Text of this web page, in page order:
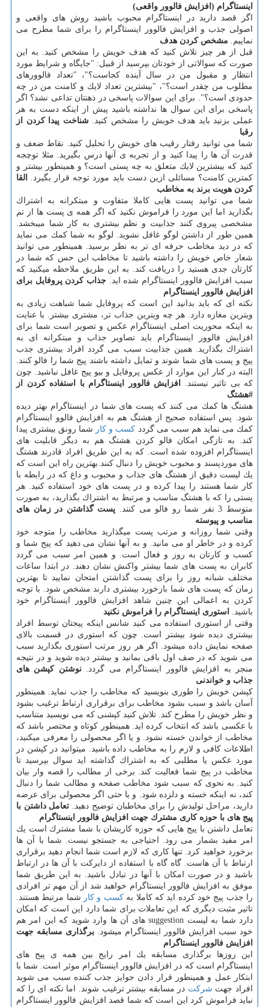
اینستاگرام (افزایش فالوور واقعی)
اگر قصد دارید در اینستاگرام محبوب باشید روش های واقعی و
اصولی جذب و افزایش فالوور اینستاگرام را برای شما مطرح می
نماییم. مشخص كردن هدف
قبل از هر چیز تلاش كنید كه هدف خویش را مشخص كنید. به این
صورت كه سوالاتی از خودتان بپرسید از قبیل: "جایگاه و شرایط مورد
انتظار و مقبول من در سال آینده كجاست؟"، "تعداد فالوورهای
مطلوب من چقدر است؟"، "بیشترین تعداد لایك و كامنت من در چه
حدودی است؟". برای این سوالات پاسخی در ذهنتان تداعی نشد؟ اگر
پاسخی برای این سوال ها نداشته باشید پیش از اینكه دست به هر
عملی بزنید باید هدف خویش را مشخص كنید.شناخت پیدا كردن از
رقبا
شما می توانید رفتار رقیب های خویش را تحلیل كنید. نقاط ضعف و
قدرت آن ها را پیدا كنید و از تجربه ی آنها درس بگیرید. مثلا توچجه
كنید كه بیشترین لایك متعلق به چه پستی است؟ و همینطور بیشتر و
كمترین كامنت؟ مسائلی ازین دست باید مورد توجه قرار بگیرد.
القا
كردن هویت برند به مخاطب
شما می توانید پست هایی كاملا متفاوت و مبتكرانه به اشتراك
بگذارید اما این مورد را فراموش نكنید كه اگر همه ی پست ها از تم
مشخصی پیروی كنند جذابیت و نظم بیشتری به كار شما میبخشد.
همین طور از داشتن لوگو غافل نشوید. لوگو به شما كمك می نماید
كه در دید مخاطب حرفه ای تر به نظر برسید. همینطور می توانید
شعار خاص خویش را داشته باشید تا مخاطب این حس كه شما در
كارتان جدی هستید را دریافت كند. به این طریق ملاحظه میكنید كه
سبب افزایش فالوور اینستاگرام شده اید. جذاب كردن پروفایل برای
افزایش فالوور اینستاگرام
نكته ای كه باید بدانید این است كه پروفایل شما شباهت زیادی به
ویترین مغازه دارد. هر چه ویترین جذاب تر، مشتری بیشتر. با عنایت
به اینكه محوریت اصلی اینستاگرام عكس و تصویر است شما برای
افزایش فالوور اینستاگرام باید تصاویر جذاب و مبتكرانه ای به
اشتراك بگذارید. همین جذابیت سبب می گردد افراد بیشتری جذب
پیج و پست های شما شوند و تمایل داشته باشند پیج شما را فالو كنند.
البته در كنار این موارد از عكس پروفایل و بیو پیج غافل نباشید. چون
كه بی تاثیر نیستند.
افزایش فالوور اینستاگرام با استفاده كردن از
#هشتگ
هشتگ ها كمك می كنند كه پست های شما در اینستاگرام بهتر دیده
شود. پس استفاده صحیح از هشتگ هم به افزایش فالوو اینستاگرام
كمك می نماید هم سبب می گردد كسب و كار شما رونق بیشتری پیدا
كند. به تازگی امكان فالو كردن هشتگ هم به دیگر قابلیت های
اینستاگرام افزوده شده است. كه به این طریق افراد قادرند هشتگ
های موردپسند و محبوب خویش را دنبال كنند.بهترین راه این است كه
یك لیست دقیق از هشتگ های جذاب و محبوب و داغ كه در رابطه با
كار شما هستند را پیدا كرده و در پست های خود استفاده كنید. هر
پستی را كه با هشتگ مناسب و مرتبط به اشتراك بگذارید، به صورت
متوسط 3 نفر شما رو فالو می كنند.
پست گذاشتن در زمان های
مناسب و پیوسته
وقتی شما روزانه و مرتب پست میگذارید مخاطب را متوجه خود
كرده و در خاطر او می مانید. و به آنها نشان می دهید كه پیج شما و
كسب و كارتان به روز و فعال است. و همین امر سبب می گردد
كابران به پست های شما بیشتر واكنش نشان دهند. در ابتدا ساعات
مختلف شبانه روز را برای پست گذاشتن امتحان نمایید تا بهترین
زمان كه پست های شما بازخورد بیشتری دارند مشخص شود. با توجه
كردن به اعمالی این چنین شاهد افزایش فالوور اینستاگرام خود
باشید. استوری اینستاگرام را فراموش نكنید
وقتی از استوری استفاده می كنید شانس اینكه پیجتان توسط افراد
بیشتری دیده شود بیشتر است. چون كه استوری در قسمت بالای
صفحه نمایش داده میشود. اگر هر روز مرتب استوری بگذارید سبب
می شوید كه در صف اول باقی بمانید و بیشتر دیده شوید و در نتیجه
منجر به افزایش فالوور اینستاگرام می گردد.نوشتن كپشن های
جذاب و خواندنی
كپشن خویش را طوری بنویسید كه مخاطب را جذب نماید. همینطور
آسان باشد و سبب بشود مخاطب برای برقراری ارتباط ترغیب بشود
و نظر خویش را مطرح كند. تلاش كنید كپشنی كه می نویسید متناسب
با عكسی باشد كه انتخاب كرده اید. همینطور كوتاه و مختصر باشد كه
مخاطب از خواندن خسته نشود. و یا اگر محصولی را معرفی میكنید،
اطلاعات كافی و لازم را به مخاطب داده باشید. میتوانید در كپشن در
مورد عكس یا مطلبی كه به اشتراك گذاشته اید سوال بپرسید تا
مخاطب در پیج شما فعالیت كند. برخی از مطالب را قصه وار بیان
كنید. به نحوی كه سبب شود مخاطب صفحه و مطالب شما را دنبال
كند، نه اینكه خسته و دلزده شود. و یا حتی اگر محصولی برای عرضه
دارید، مراحل تولیدش را برای مخاطبان توضیح دهید. تعامل داشتن با
پیج های با حوزه كاری مشترك جهت افزایش فالوور اینستاگرام
تعامل داشتن با پیج هایی كه حوزه كاریشان با شما مشترك است یك
امر مفید بشمار می رود. احتیاجی به جستجو نیست. شما با آن ها
برخورد خواهید كرد. تنها كاری كه لازم است شما انجام دهید برقراری
ارتباط با آن هاست. گاه گاه با استفاده از دایركت با آن ها در ارتباط
باشید و در صورت امكان با آنها در تبادل باشید. به این طریق شما
موفق به افزایش فالوور اینستاگرام خواهید شد از آن مهم تر افرادی
را جذب پیج خود كرده اید كه كاملا بهكسب و كار شما مرتبط هستند.
تاثیر مثبت دیگری كه این تعاملات برای شما دارد این است كه امكان
دارد شما به لیست suggestion های آن ها وارد شوید كه این امر هم
خود سبب افزایش فالوور اینستاگرام میشود. برگذاری مسابقه جهت
افزایش فالوور اینستاگرام
این روزها برگذاری مسابقه یك امر رایج بین همه ی پیج های
اینستاگرام است كه در افزایش فالوور اینستاگرام موثر است. شما با
ابتكار عمل و همینطور قرار دادن جوایز جذب كننده سبب می شوید
افراد جهت شركت در مسابقه بیشتر ترغیب شوند. اما نكته ای را كه
نباید فراموش كرد این است كه شما قصد افزایش فالوور اینستاگرام